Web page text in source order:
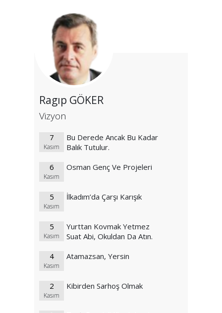
Ragıp GÖKER
Vizyon
7
Kasım
Bu Derede Ancak Bu Kadar
Balık Tutulur.
6
Kasım
Osman Genç Ve Projeleri
5
Kasım
İlkadım’da Çarşı Karışık
5
Kasım
Yurttan Kovmak Yetmez
Suat Abi, Okuldan Da Atın.
4
Kasım
Atamazsan, Yersin
2
Kasım
Kibirden Sarhoş Olmak